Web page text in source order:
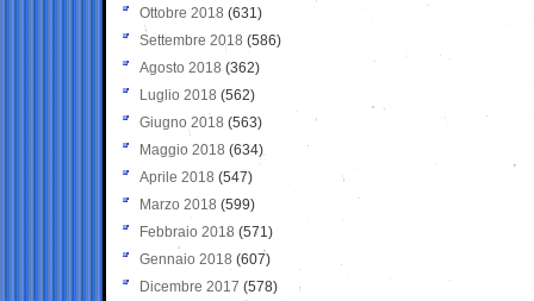
Ottobre 2018 (631)
Settembre 2018 (586)
Agosto 2018 (362)
Luglio 2018 (562)
Giugno 2018 (563)
Maggio 2018 (634)
Aprile 2018 (547)
Marzo 2018 (599)
Febbraio 2018 (571)
Gennaio 2018 (607)
Dicembre 2017 (578)